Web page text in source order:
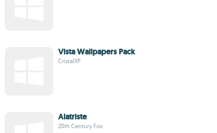
Vista Wallpapers Pack
CristalXP
Alatriste
20th Century Fox